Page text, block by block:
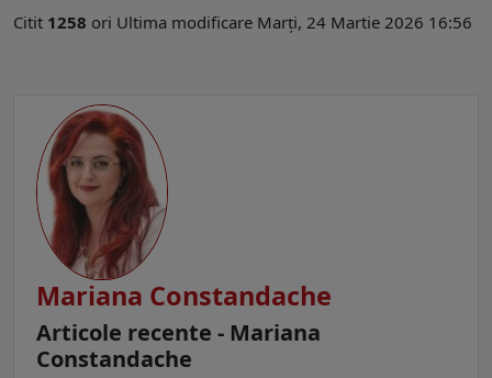
Citit 1258 ori Ultima modificare Marți, 24 Martie 2026 16:56
Mariana Constandache
Articole recente - Mariana
Constandache